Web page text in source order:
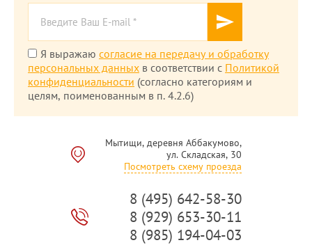
Я выражаю согласие на передачу и обработку
персональных данных в соответствии с Политикой
конфиденциальности (согласно категориям и
целям, поименованным в п. 4.2.6)
Мытищи, деревня Аббакумово,
ул. Складская, 30
Посмотреть схему проезда
8 (495) 642-58-30
8 (929) 653-30-11
8 (985) 194-04-03